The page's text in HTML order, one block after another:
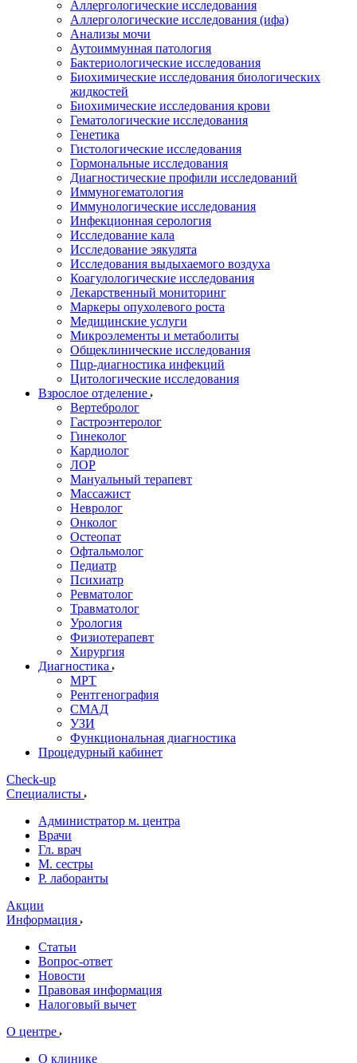
Аллергологические исследования
Аллергологические исследования (ифа)
Анализы мочи
Аутоиммунная патология
Бактериологические исследования
Биохимические исследования биологических
жидкостей
Биохимические исследования крови
Гематологические исследования
Генетика
Гистологические исследования
Гормональные исследования
Диагностические профили исследований
Иммуногематология
Иммунологические исследования
Инфекционная серология
Исследование кала
Исследование эякулята
Исследования выдыхаемого воздуха
Коагулологические исследования
Лекарственный мониторинг
Маркеры опухолевого роста
Медицинские услуги
Микроэлементы и метаболиты
Общеклинические исследования
Пцр-диагностика инфекций
Цитологические исследования
Взрослое отделение
Вертебролог
Гастроэнтеролог
Гинеколог
Кардиолог
ЛОР
Мануальный терапевт
Массажист
Невролог
Онколог
Остеопат
Офтальмолог
Педиатр
Психиатр
Ревматолог
Травматолог
Урология
Физиотерапевт
Хирургия
Диагностика
МРТ
Рентгенография
СМАД
УЗИ
Функциональная диагностика
Процедурный кабинет
Cheсk-up
Специалисты
Администратор м. центра
Врачи
Гл. врач
М. сестры
Р. лаборанты
Акции
Информация
Статьи
Вопрос-ответ
Новости
Правовая информация
Налоговый вычет
О центре
О клинике